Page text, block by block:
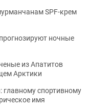
SPF-крем
ночные
из Апатитов
Арктики
спортивному
имя